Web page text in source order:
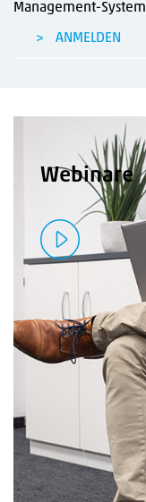
Management-System
ANMELDEN
Webinare